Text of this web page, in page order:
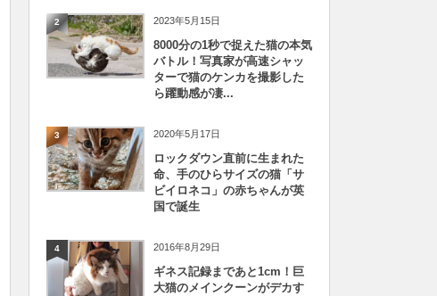
2 2023年5月15日
8000分の1秒で捉えた猫の本気
バトル！写真家が高速シャッ
ターで猫のケンカを撮影した
ら躍動感が凄...
3 2020年5月17日
ロックダウン直前に生まれた
命、手のひらサイズの猫「サ
ビイロネコ」の赤ちゃんが英
国で誕生
4 2016年8月29日
ギネス記録まであと1cm！巨
大猫のメインクーンがデカす